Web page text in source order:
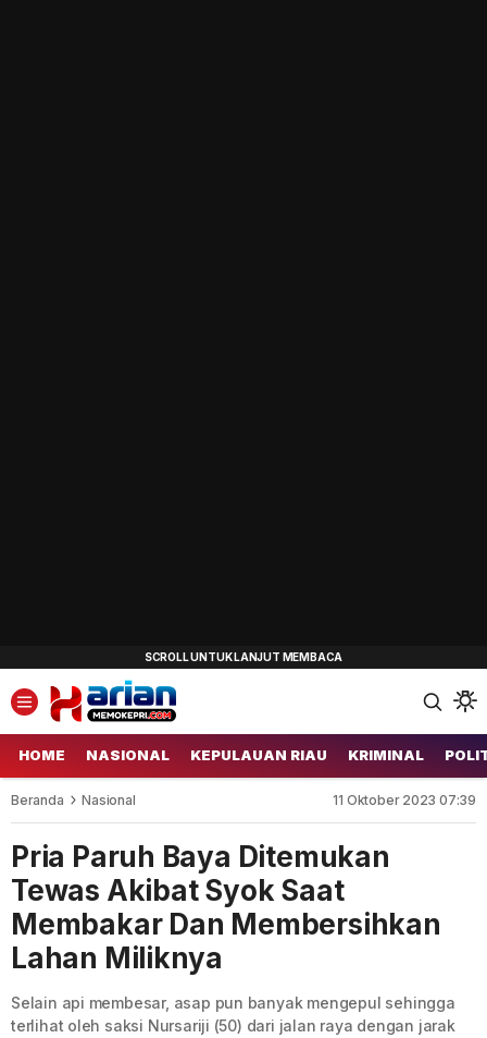
HOME NASIONAL KEPULAUAN RIAU KRIMINAL
Beranda Nasional 11 Oktober 2023 07:39
Pria Paruh Baya Ditemukan
Tewas Akibat Syok Saat
Membakar Dan Membersihkan
Lahan Miliknya
Selain api membesar, asap pun banyak mengepul sehingga
terlihat oleh saksi Nursariji (50) dari jalan raya dengan jarak